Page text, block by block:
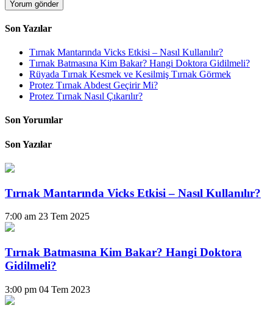
Son Yazılar
Tırnak Mantarında Vicks Etkisi – Nasıl Kullanılır?
Tırnak Batmasına Kim Bakar? Hangi Doktora Gidilmeli?
Rüyada Tırnak Kesmek ve Kesilmiş Tırnak Görmek
Protez Tırnak Abdest Geçirir Mi?
Protez Tırnak Nasıl Çıkarılır?
Son Yorumlar
Son Yazılar
Tırnak Mantarında Vicks Etkisi – Nasıl Kullanılır?
7:00 am 23 Tem 2025
Tırnak Batmasına Kim Bakar? Hangi Doktora
Gidilmeli?
3:00 pm 04 Tem 2023